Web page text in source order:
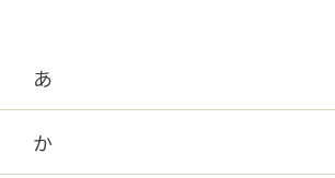
あ
か